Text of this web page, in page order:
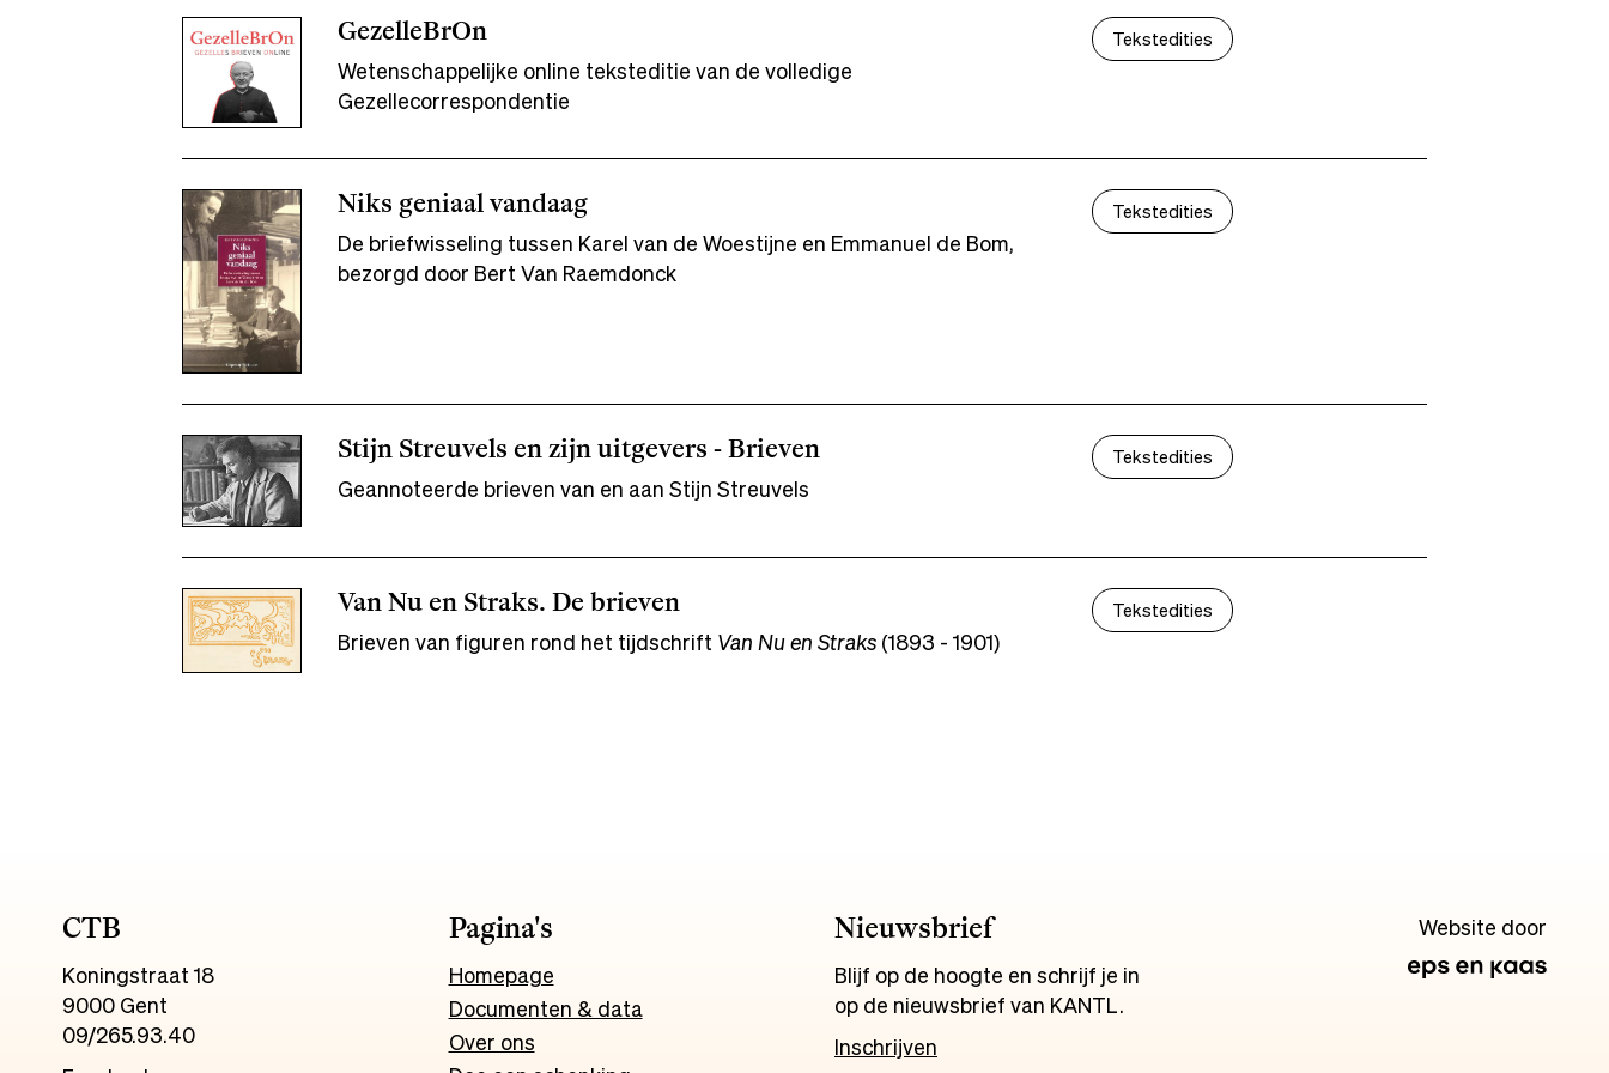
GezelleBrOn
Wetenschappelijke online teksteditie van de volledige
Gezellecorrespondentie
Tekstedities
Niks geniaal vandaag
De briefwisseling tussen Karel van de Woestijne en Emmanuel de Bom,
bezorgd door Bert Van Raemdonck
Tekstedities
Stijn Streuvels en zijn uitgevers - Brieven
Geannoteerde brieven van en aan Stijn Streuvels
Tekstedities
Van Nu en Straks. De brieven
Brieven van figuren rond het tijdschrift Van Nu en Straks(1893 - 1901)
Tekstedities
CTB
Koningstraat 18
9000 Gent
09/265.93.40
Pagina's
Homepage
Documenten & data
Over ons
Nieuwsbrief
Blijf op de hoogte en schrijf je in
op de nieuwsbrief van KANTL.
Inschrijven
Website door